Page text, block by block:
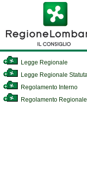
Legge Regionale
Legge Regionale
Regolamento Interno
Regolamento Regionale